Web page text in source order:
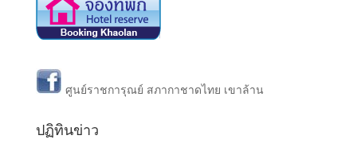
ศูนย์ราชการุณย์ สภากาชาดไทย เขาล้าน
ปฏิทินข่าว